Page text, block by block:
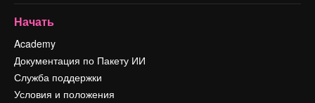
Начать
Academy
Документация по Пакету ИИ
Служба поддержки
Условия и положения